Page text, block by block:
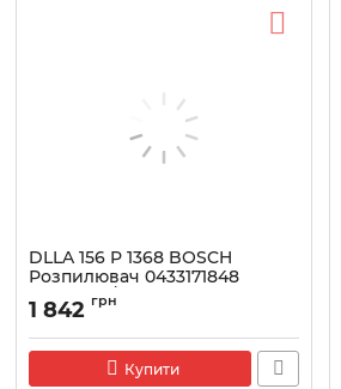
DLLA 156 P 1368 BOSCH
Розпилювач 0433171848
HYUNDAI/KIA 2.5CRDi
Артикул:
1 842 грн
Купити